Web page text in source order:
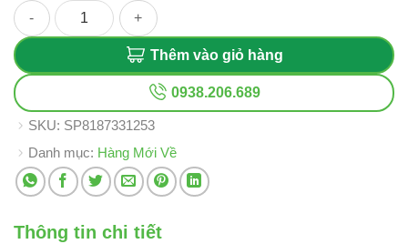
Chai xịt tẩy cặn canxi nhà tắm 500ml, đánh bay vết bẩn lâu
Thêm vào giỏ hàng
0938.206.689
SKU: SP8187331253
Danh mục: Hàng Mới Về
Thông tin chi tiết